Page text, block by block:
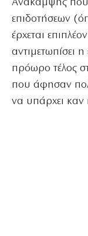
Ανάκαμψης που
επιδοτήσεων
έρχεται
αντιμετωπίσει
πρόωρο τέλος
που άφησαν
να υπάρχει καν